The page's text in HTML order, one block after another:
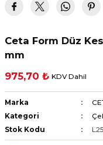
ve Multimetreler
ve Penseler
Ceta Form Düz
mm
975,70 ₺ KDV Dahil
Marka
Kategori
Stok Kodu